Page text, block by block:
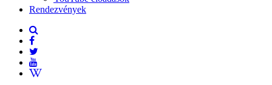
Rendezvények